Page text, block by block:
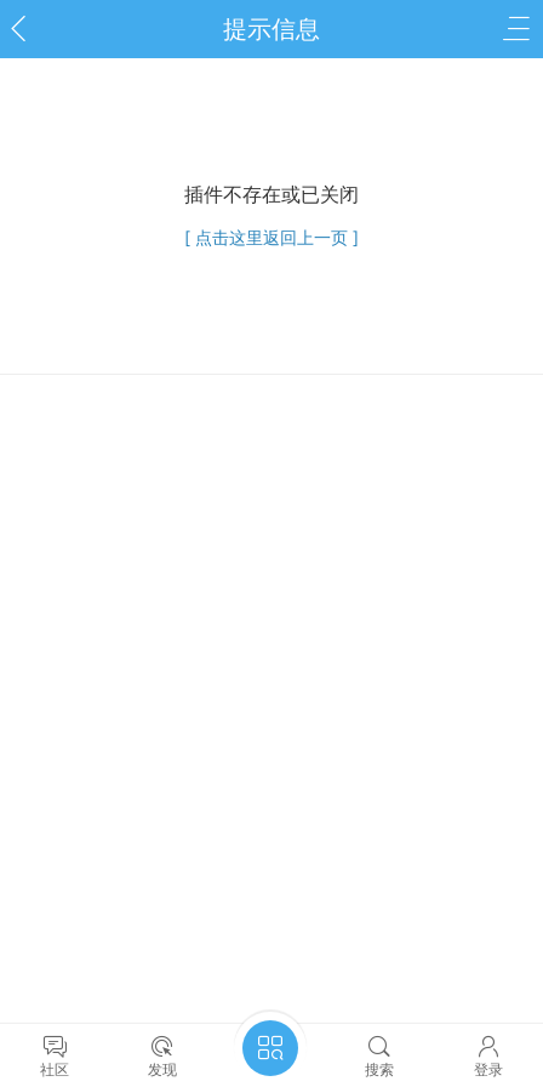
提示信息
插件不存在或已关闭
[ 点击这里返回上一页 ]
社区 发现 搜索 登录